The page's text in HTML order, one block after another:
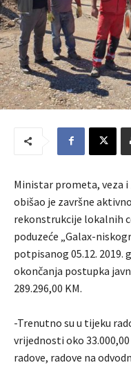
Ministar prometa, veza
obišao je završne
rekonstrukcije lokalnih
poduzeće „Galax-
potpisanog 05.12. 2019.
okončanja postupka
289.296,00 KM.
-Trenutno su u tijeku
vrijednosti oko
radove, radove na